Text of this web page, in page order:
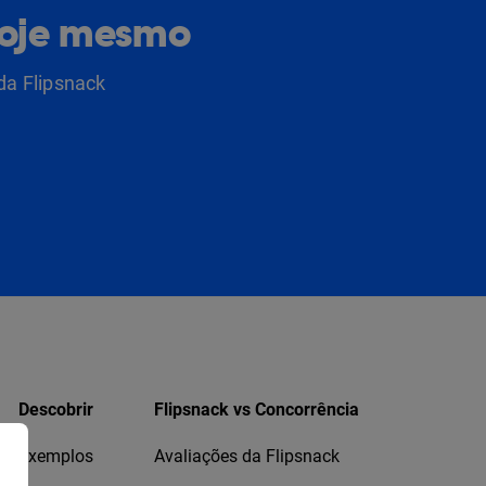
mesmo
Flipsnack
Descobrir
Exemplos
Flipsnack vs Concorrência
Avaliações da Flipsnack